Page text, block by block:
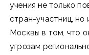
учения не только
стран-участниц, но
Москвы в том, что
угрозам